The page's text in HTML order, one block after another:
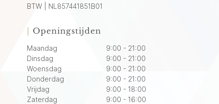
BTW | NL857441851B01
| Openingstijden
Maandag
9:00 - 21:00
Dinsdag
9:00 - 21:00
Woensdag
9:00 - 21:00
Donderdag
9:00 - 21:00
Vrijdag
9:00 - 18:00
Zaterdag
9:00 - 16:00